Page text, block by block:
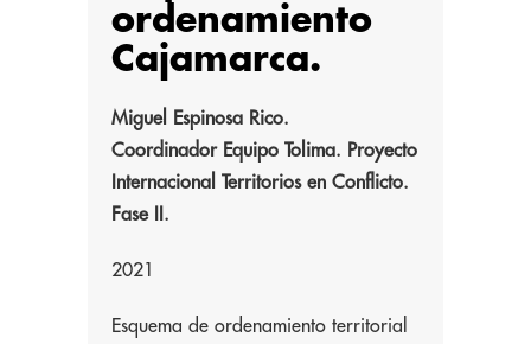
ordenamiento
Cajamarca.
Miguel Espinosa Rico.
Coordinador Equipo Tolima. Proyecto
Internacional Territorios en Conflicto.
Fase II.
2021
Esquema de ordenamiento territorial